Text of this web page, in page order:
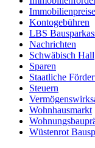
Immobilienpreise
Kontogebühren
LBS
Nachrichten
Schwäbisch Hall
Sparen
Staatliche
Steuern
Wohnhausmarkt
Wüstenrot